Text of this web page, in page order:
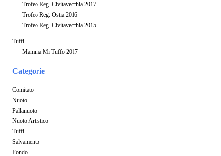
Trofeo Reg. Civitavecchia 2017
Trofeo Reg. Ostia 2016
Trofeo Reg. Civitavecchia 2015
Tuffi
Mamma Mi Tuffo 2017
Categorie
Comitato
Nuoto
Pallanuoto
Nuoto Artistico
Tuffi
Salvamento
Fondo